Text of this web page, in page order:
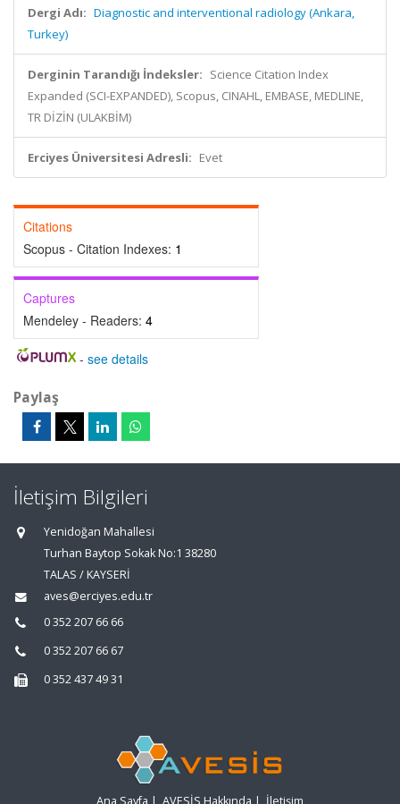
Dergi Adı: Diagnostic and interventional radiology (Ankara,
Turkey)
Derginin Tarandığı İndeksler: Science Citation Index
Expanded (SCI-EXPANDED), Scopus, CINAHL, EMBASE, MEDLINE,
TR DİZİN (ULAKBİM)
Erciyes Üniversitesi Adresli: Evet
Citations
Scopus - Citation Indexes: 1
Captures
Mendeley - Readers: 4
- see details
Paylaş
İletişim Bilgileri
Yenidoğan Mahallesi
Turhan Baytop Sokak No:1 38280
TALAS / KAYSERİ
aves@erciyes.edu.tr
0 352 207 66 66
0 352 207 66 67
0 352 437 49 31
Ana Sayfa | AVESİS Hakkında | İletişim